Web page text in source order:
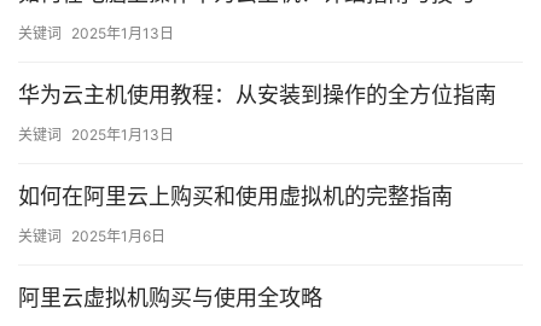
关键词 2025年1月13日
华为云主机使用教程：从安装到操作的全方位指南
关键词 2025年1月13日
如何在阿里云上购买和使用虚拟机的完整指南
关键词 2025年1月6日
阿里云虚拟机购买与使用全攻略